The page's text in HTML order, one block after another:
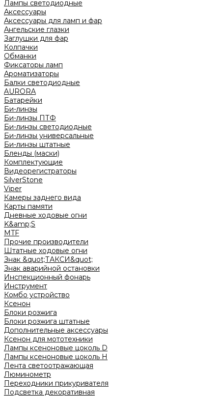
Лампы светодиодные
Аксессуары
Аксессуары для ламп и фар
Ангельские глазки
Заглушки для фар
Колпачки
Обманки
Фиксаторы ламп
Ароматизаторы
Балки светодиодные
AURORA
Батарейки
Би-линзы
Би-линзы ПТФ
Би-линзы светодиодные
Би-линзы универсальные
Би-линзы штатные
Бленды (маски)
Комплектующие
Видеорегистраторы
SilverStone
Viper
Камеры заднего вида
Карты памяти
Дневные ходовые огни
K&amp;S
MTF
Прочие производители
Штатные ходовые огни
Знак &quot;ТАКСИ&quot;
Знак аварийной остановки
Инспекционный фонарь
Инструмент
Комбо устройство
Ксенон
Блоки розжига
Блоки розжига штатные
Дополнительные аксессуары
Ксенон для мототехники
Лампы ксеноновые цоколь D
Лампы ксеноновые цоколь H
Лента светоотражающая
Люминометр
Переходники прикуривателя
Подсветка декоративная